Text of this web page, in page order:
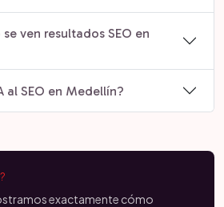
ven resultados SEO en
al SEO en Medellín?
exactamente cómo